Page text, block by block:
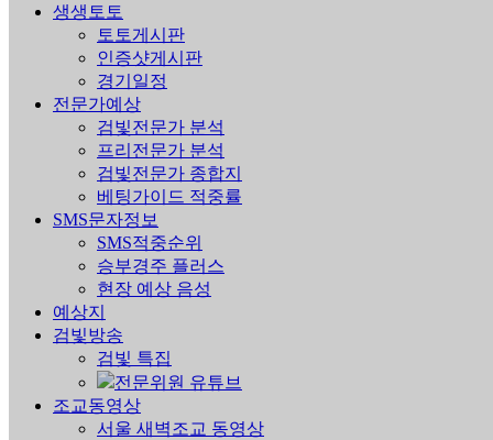
생생토토
토토게시판
인증샷게시판
경기일정
전문가예상
검빛전문가 분석
프리전문가 분석
검빛전문가 종합지
베팅가이드 적중률
SMS문자정보
SMS적중순위
승부경주 플러스
현장 예상 음성
예상지
검빛방송
검빛 특집
전문위원 유튜브
조교동영상
서울 새벽조교 동영상